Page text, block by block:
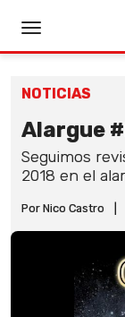
NOTICIAS
Alargue
Seguimos
2018 en el
Por Nico Castro